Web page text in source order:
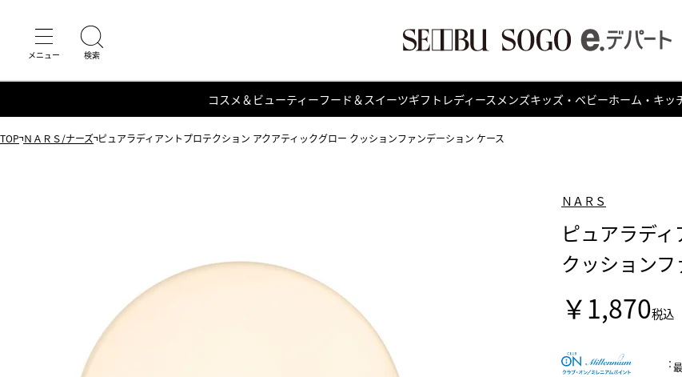
コスメ＆ビューティーフード＆スイーツギフト レディース メンズキッズ・ベビーホーム・キッ
TOP ＮＡＲＳ/ナーズ ピュアラディアントプロテクション アクアティックグロー クッションファンデーション ケース
ＮＡＲＳ
ピュアラデ
クッション
￥1,870税込
：